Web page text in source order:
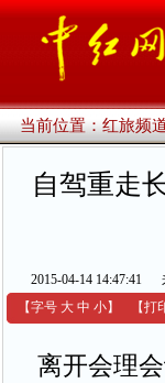
当前位置：红旅频
自驾重走
2015-04-14 14:47:41
【字号 大 中 小】 【打
离开会理会